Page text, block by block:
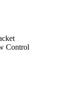
Control